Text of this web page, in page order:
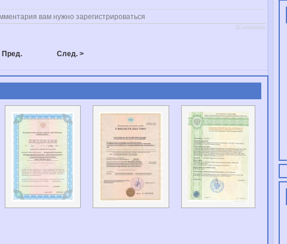
вам нужно зарегистрироваться
JComments
Пред.
След. >